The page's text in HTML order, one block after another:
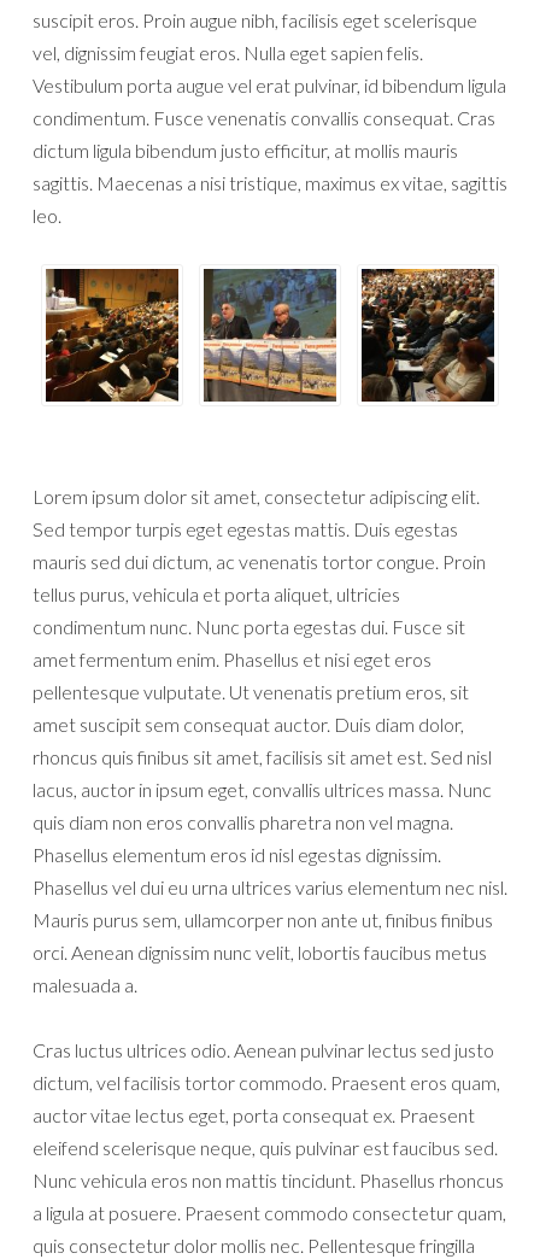
suscipit eros. Proin augue nibh, facilisis eget scelerisque
vel, dignissim feugiat eros. Nulla eget sapien felis.
Vestibulum porta augue vel erat pulvinar, id bibendum ligula
condimentum. Fusce venenatis convallis consequat. Cras
dictum ligula bibendum justo efficitur, at mollis mauris
sagittis. Maecenas a nisi tristique, maximus ex vitae, sagittis
leo.
Lorem ipsum dolor sit amet, consectetur adipiscing elit.
Sed tempor turpis eget egestas mattis. Duis egestas
mauris sed dui dictum, ac venenatis tortor congue. Proin
tellus purus, vehicula et porta aliquet, ultricies
condimentum nunc. Nunc porta egestas dui. Fusce sit
amet fermentum enim. Phasellus et nisi eget eros
pellentesque vulputate. Ut venenatis pretium eros, sit
amet suscipit sem consequat auctor. Duis diam dolor,
rhoncus quis finibus sit amet, facilisis sit amet est. Sed nisl
lacus, auctor in ipsum eget, convallis ultrices massa. Nunc
quis diam non eros convallis pharetra non vel magna.
Phasellus elementum eros id nisl egestas dignissim.
Phasellus vel dui eu urna ultrices varius elementum nec nisl.
Mauris purus sem, ullamcorper non ante ut, finibus finibus
orci. Aenean dignissim nunc velit, lobortis faucibus metus
malesuada a.
Cras luctus ultrices odio. Aenean pulvinar lectus sed justo
dictum, vel facilisis tortor commodo. Praesent eros quam,
auctor vitae lectus eget, porta consequat ex. Praesent
eleifend scelerisque neque, quis pulvinar est faucibus sed.
Nunc vehicula eros non mattis tincidunt. Phasellus rhoncus
a ligula at posuere. Praesent commodo consectetur quam,
quis consectetur dolor mollis nec. Pellentesque fringilla